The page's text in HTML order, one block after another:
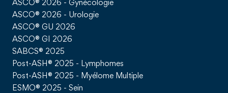
ASCO® 2026 - Gynécologie
ASCO® 2026 - Urologie
ASCO® GU 2026
ASCO® GI 2026
SABCS® 2025
Post-ASH® 2025 - Lymphomes
Post-ASH® 2025 - Myélome Multiple
ESMO® 2025 - Sein